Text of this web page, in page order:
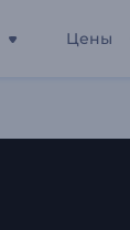
Цены